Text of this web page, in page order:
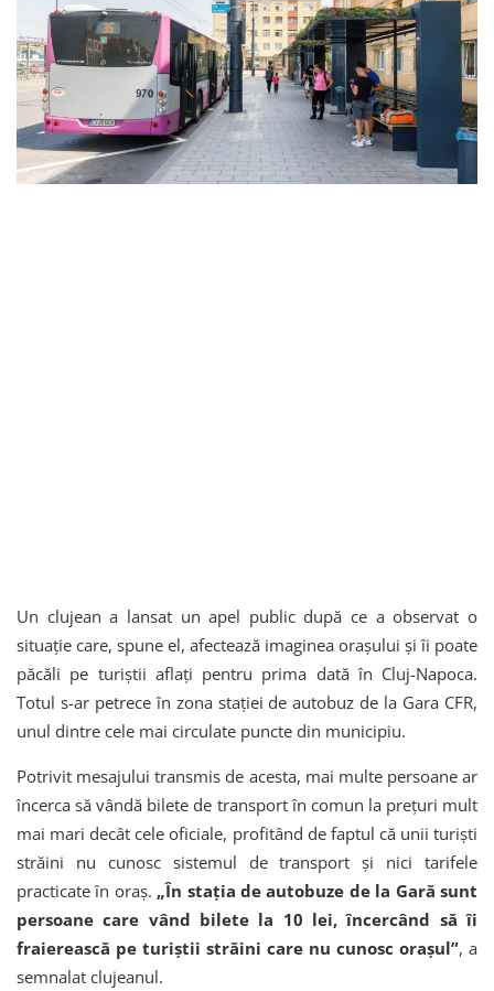
Un clujean a lansat un apel public după ce a observat o
situație care, spune el, afectează imaginea orașului și îi poate
păcăli pe turiștii aflați pentru prima dată în Cluj-Napoca.
Totul s-ar petrece în zona stației de autobuz de la Gara CFR,
unul dintre cele mai circulate puncte din municipiu.
Potrivit mesajului transmis de acesta, mai multe persoane ar
încerca să vândă bilete de transport în comun la prețuri mult
mai mari decât cele oficiale, profitând de faptul că unii turiști
străini nu cunosc sistemul de transport și nici tarifele
practicate în oraș. „În stația de autobuze de la Gară sunt
persoane care vând bilete la 10 lei, încercând să îi
fraierească pe turiștii străini care nu cunosc orașul”, a
semnalat clujeanul.